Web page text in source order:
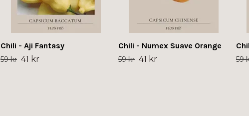
Chili - Aji Fantasy
59 kr 41 kr
Chili - Numex Suave Orange
59 kr 41 kr 59